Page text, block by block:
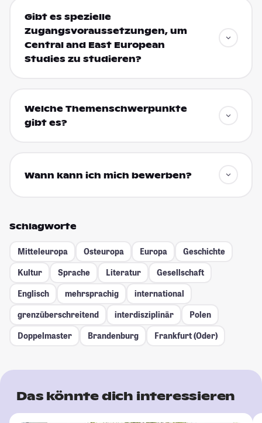
Gibt es spezielle
Zugangsvoraussetzungen, um
Central and East European
Studies zu studieren?
Welche Themenschwerpunkte
gibt es?
Wann kann ich mich bewerben?
Schlagworte
Mitteleuropa Osteuropa Europa
Geschichte
Kultur
Sprache Literatur
Gesellschaft
Englisch
mehrsprachig
international
grenzüberschreitend
interdisziplinär
Polen
Doppelmaster
Brandenburg Frankfurt (Oder)
Das könnte dich interessieren